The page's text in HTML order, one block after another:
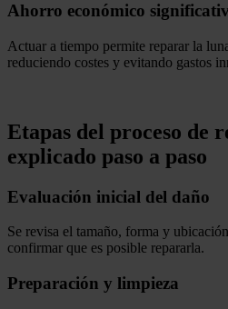
Ahorro económico
Actuar a tiempo permite reparar la
reduciendo costes y evitando gastos
Etapas del proceso de
explicado paso a paso
Evaluación inicial del daño
Se revisa el tamaño, forma y
confirmar que es posible repararla.
Preparación y limpieza